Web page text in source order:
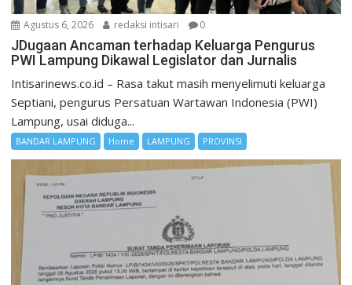
Agustus 6, 2026 redaksi intisari 0
JDugaan Ancaman terhadap Keluarga Pengurus
PWI Lampung Dikawal Legislator dan Jurnalis
Intisarinews.co.id – Rasa takut masih menyelimuti keluarga
Septiani, pengurus Persatuan Wartawan Indonesia (PWI)
Lampung, usai diduga...
BANDAR LAMPUNG Home LAMPUNG PROVINSI